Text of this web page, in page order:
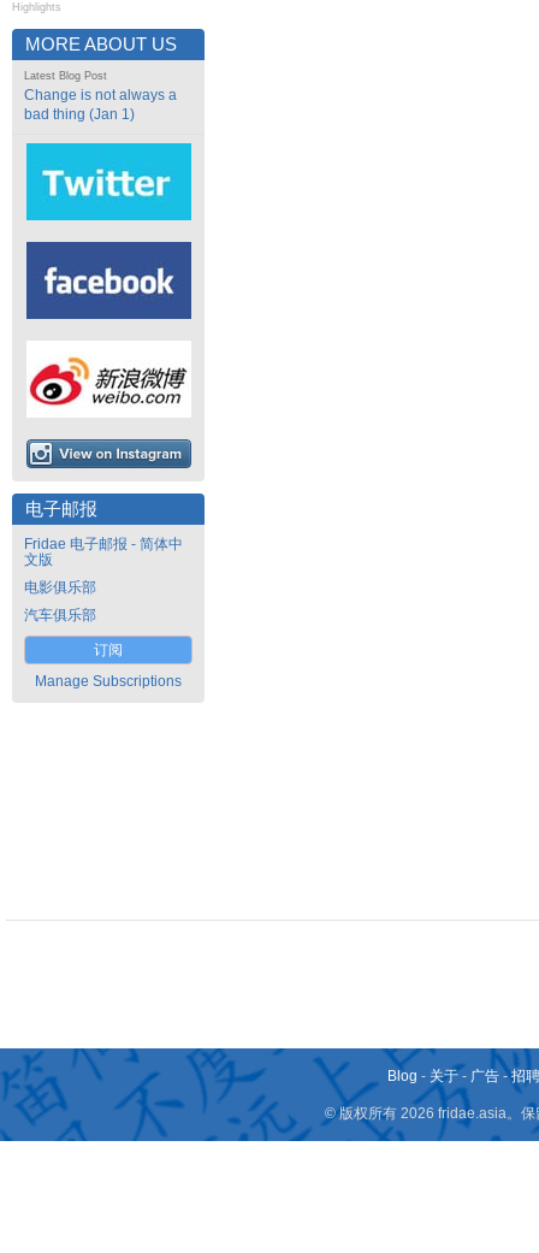
Highlights
MORE ABOUT US
Latest Blog Post
Change is not always a
bad thing (Jan 1)
电子邮报
Fridae 电子邮报 - 简体中
文版
电影俱乐部
汽车俱乐部
订阅
Manage Subscriptions
Blog - 关于 - 广告 -招
© 版权所有 2026 fridae.asia。